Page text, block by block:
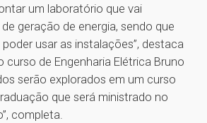
um laboratório que vai
geração de energia, sendo que
usar as instalações”, destaca
curso de Engenharia Elétrica Bruno
serão explorados em um curso
que será ministrado no
completa.